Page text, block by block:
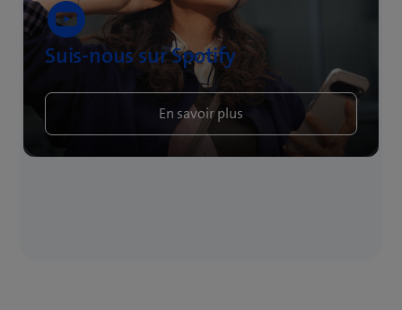
Suis-nous sur Spotify
En savoir plus